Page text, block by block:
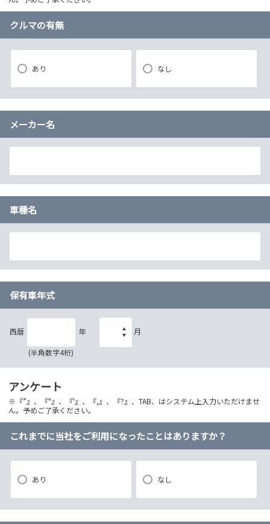
クルマの有無
あり なし
メーカー名
車種名
保有車年式
西暦 年
(半角数字4桁)
月
アンケート
※『”』、『"』、『'』、『,』、『?』、TAB、はシステム上入力いただけませ
ん。予めご了承ください。
これまでに当社をご利用になったことはありますか？
あり なし